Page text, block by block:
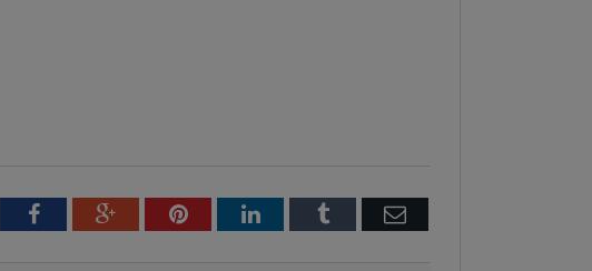
FacebookGoogle+PinterestLinkedInTumblr Email